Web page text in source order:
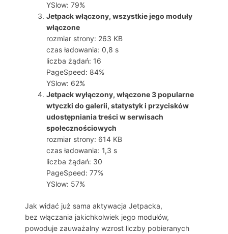
YSlow: 79%
Jetpack włączony, wszystkie jego moduły
włączone
rozmiar strony: 263 KB
czas ładowania: 0,8 s
liczba żądań: 16
PageSpeed: 84%
YSlow: 62%
Jetpack wyłączony, włączone 3 popularne
wtyczki do galerii, statystyk i przycisków
udostępniania treści w serwisach
społecznościowych
rozmiar strony: 614 KB
czas ładowania: 1,3 s
liczba żądań: 30
PageSpeed: 77%
YSlow: 57%
Jak widać już sama aktywacja Jetpacka,
bez włączania jakichkolwiek jego modułów,
powoduje zauważalny wzrost liczby pobieranych